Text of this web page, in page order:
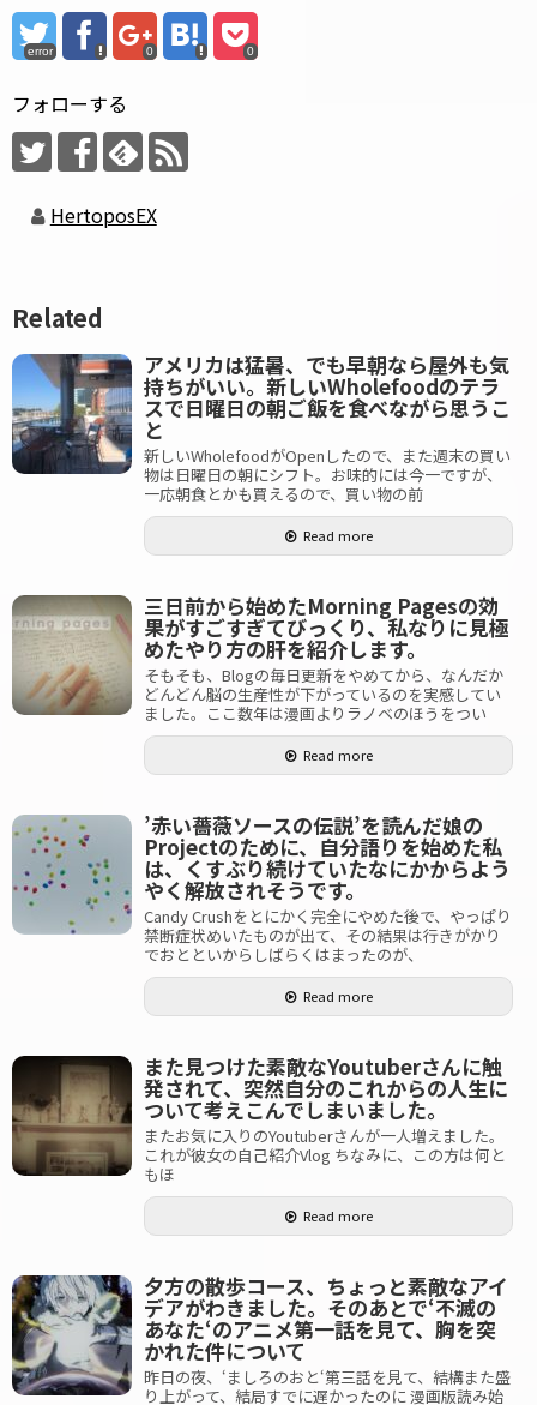
error 0 0
フォローする
HertoposEX
Related
アメリカは猛暑、でも早朝なら屋外も気
持ちがいい。新しいWholefoodのテラ
スで日曜日の朝ご飯を食べながら思うこ
と
新しいWholefoodがOpenしたので、また週末の買い
物は日曜日の朝にシフト。お味的には今一ですが、
一応朝食とかも買えるので、買い物の前
Read more
三日前から始めたMorning Pagesの効
果がすごすぎてびっくり、私なりに見極
めたやり方の肝を紹介します。
そもそも、Blogの毎日更新をやめてから、なんだか
どんどん脳の生産性が下がっているのを実感してい
ました。ここ数年は漫画よりラノベのほうをつい
Read more
’赤い薔薇ソースの伝説’を読んだ娘の
Projectのために、自分語りを始めた私
は、くすぶり続けていたなにかからよう
やく解放されそうです。
Candy Crushをとにかく完全にやめた後で、やっぱり
禁断症状めいたものが出て、その結果は行きがかり
でおとといからしばらくはまったのが、
Read more
また見つけた素敵なYoutuberさんに触
発されて、突然自分のこれからの人生に
ついて考えこんでしまいました。
またお気に入りのYoutuberさんが一人増えました。
これが彼女の自己紹介Vlog ちなみに、この方は何と
もほ
Read more
夕方の散歩コース、ちょっと素敵なアイ
デアがわきました。そのあとで‘不滅の
あなた‘のアニメ第一話を見て、胸を突
かれた件について
昨日の夜、‘ましろのおと‘第三話を見て、結構また盛
り上がって、結局すでに遅かったのに 漫画版読み始